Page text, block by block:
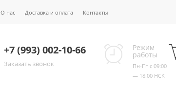
О нас Доставка и оплата Контакты
+7 (993) 002-10-66
Заказать звонок
Режим
работы
Пн-Пт с 09:00
— 18:00 НСК